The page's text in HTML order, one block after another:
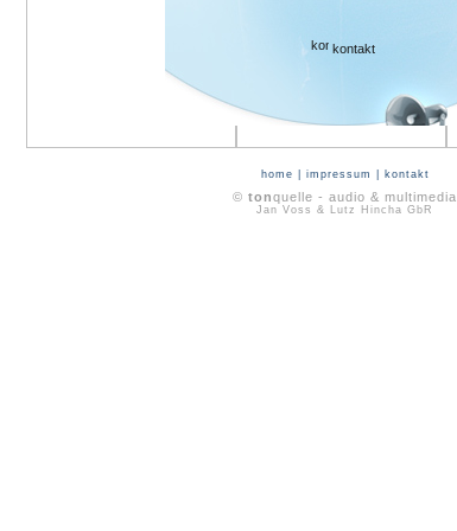
kontakt
home impressum kontakt
© tonquelle - audio & multimedia
Jan Voss & Lutz Hincha GbR